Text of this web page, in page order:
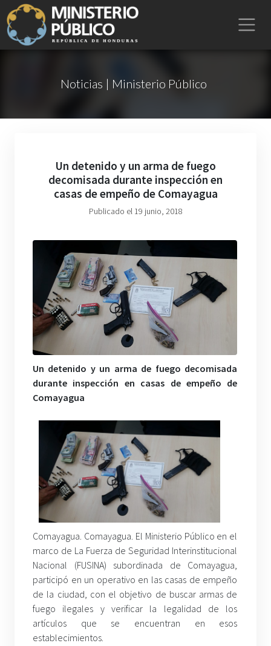
Noticias | Ministerio Público
Un detenido y un arma de fuego
decomisada durante inspección en
casas de empeño de Comayagua
Publicado el 19 junio, 2018
Un detenido y un arma de fuego decomisada
durante inspección en casas de empeño de
Comayagua
Comayagua. Comayagua. El Ministerio Público en el
marco de La Fuerza de Seguridad Interinstitucional
Nacional (FUSINA) subordinada de Comayagua,
participó en un operativo en las casas de empeño
de la ciudad, con el objetivo de buscar armas de
fuego ilegales y verificar la legalidad de los
artículos que se encuentran en esos
establecimientos.